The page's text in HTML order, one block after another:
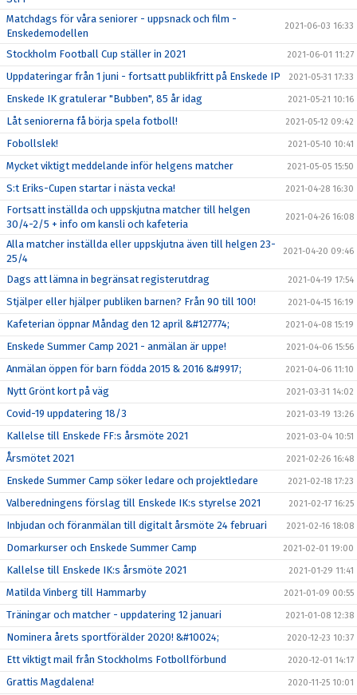
Matchdags för våra seniorer - uppsnack och film -
Enskedemodellen
2021-06-03 16:33
Stockholm Football Cup ställer in 2021 2021-06-01 11:27
Uppdateringar från 1 juni - fortsatt publikfritt på Enskede IP 2021-05-31 17:33
Enskede IK gratulerar "Bubben", 85 år idag 2021-05-21 10:16
Låt seniorerna få börja spela fotboll! 2021-05-12 09:42
Fobollslek! 2021-05-10 10:41
Mycket viktigt meddelande inför helgens matcher 2021-05-05 15:50
S:t Eriks-Cupen startar i nästa vecka! 2021-04-28 16:30
Fortsatt inställda och uppskjutna matcher till helgen
30/4-2/5 + info om kansli och kafeteria
2021-04-26 16:08
Alla matcher inställda eller uppskjutna även till helgen 23-
25/4
2021-04-20 09:46
Dags att lämna in begränsat registerutdrag 2021-04-19 17:54
Stjälper eller hjälper publiken barnen? Från 90 till 100! 2021-04-15 16:19
Kafeterian öppnar Måndag den 12 april &#127774; 2021-04-08 15:19
Enskede Summer Camp 2021 - anmälan är uppe! 2021-04-06 15:56
Anmälan öppen för barn födda 2015 & 2016 &#9917; 2021-04-06 11:10
Nytt Grönt kort på väg 2021-03-31 14:02
Covid-19 uppdatering 18/3 2021-03-19 13:26
Kallelse till Enskede FF:s årsmöte 2021 2021-03-04 10:51
Årsmötet 2021 2021-02-26 16:48
Enskede Summer Camp söker ledare och projektledare 2021-02-18 17:23
Valberedningens förslag till Enskede IK:s styrelse 2021 2021-02-17 16:25
Inbjudan och föranmälan till digitalt årsmöte 24 februari 2021-02-16 18:08
Domarkurser och Enskede Summer Camp 2021-02-01 19:00
Kallelse till Enskede IK:s årsmöte 2021 2021-01-29 11:41
Matilda Vinberg till Hammarby 2021-01-09 00:55
Träningar och matcher - uppdatering 12 januari 2021-01-08 12:38
Nominera årets sportförälder 2020! &#10024; 2020-12-23 10:37
Ett viktigt mail från Stockholms Fotbollförbund 2020-12-01 14:17
Grattis Magdalena! 2020-11-25 10:01